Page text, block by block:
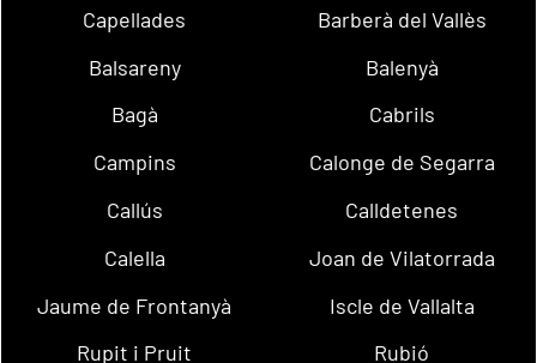
Capellades
Barberà del Vallès
Balsareny
Balenyà
Bagà
Cabrils
Campins
Calonge de Segarra
Callús
Calldetenes
Calella
Joan de Vilatorrada
Jaume de Frontanyà
Iscle de Vallalta
Rupit i Pruit
Rubió